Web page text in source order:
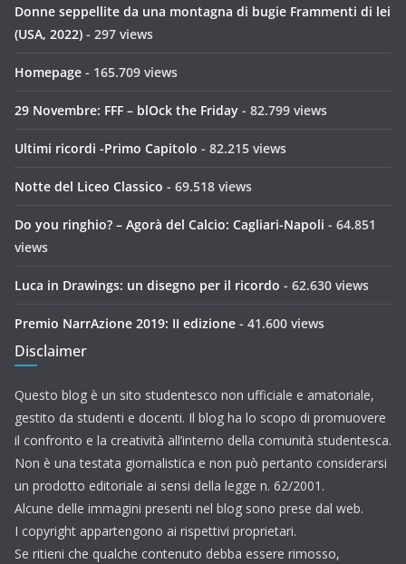
Donne seppellite da una montagna di bugie Frammenti di lei
(USA, 2022) - 297 views
Homepage - 165.709 views
29 Novembre: FFF – blOck the Friday - 82.799 views
Ultimi ricordi -Primo Capitolo - 82.215 views
Notte del Liceo Classico - 69.518 views
Do you ringhio? – Agorà del Calcio: Cagliari-Napoli - 64.851
views
Luca in Drawings: un disegno per il ricordo - 62.630 views
Premio NarrAzione 2019: II edizione - 41.600 views
Disclaimer
Questo blog è un sito studentesco non ufficiale e amatoriale,
gestito da studenti e docenti. Il blog ha lo scopo di promuovere
il confronto e la creatività all’interno della comunità studentesca.
Non è una testata giornalistica e non può pertanto considerarsi
un prodotto editoriale ai sensi della legge n. 62/2001.
Alcune delle immagini presenti nel blog sono prese dal web.
I copyright appartengono ai rispettivi proprietari.
Se ritieni che qualche contenuto debba essere rimosso,